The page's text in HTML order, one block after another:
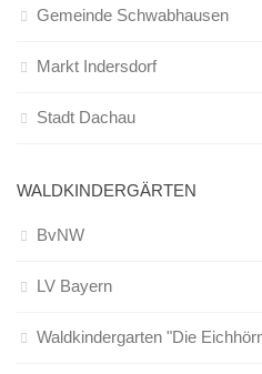
Gemeinde Schwabhausen
Markt Indersdorf
Stadt Dachau
WALDKINDERGÄRTEN
BvNW
LV Bayern
Waldkindergarten "Die